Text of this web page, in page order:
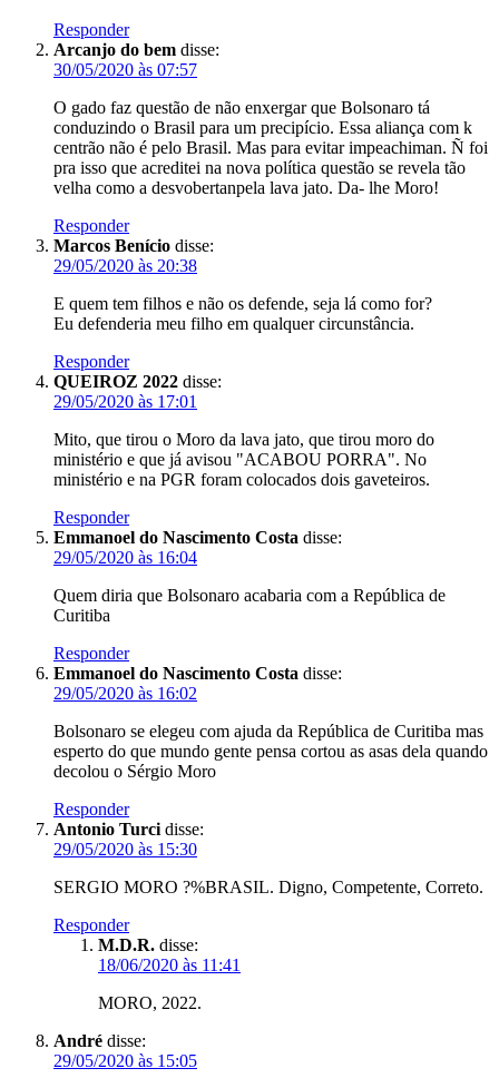
Responder
Arcanjo do bem disse:
30/05/2020 às 07:57
O gado faz questão de não enxergar que Bolsonaro tá
conduzindo o Brasil para um precipício. Essa aliança com k
centrão não é pelo Brasil. Mas para evitar impeachiman. Ñ foi
pra isso que acreditei na nova política questão se revela tão
velha como a desvobertanpela lava jato. Da- lhe Moro!
Responder
Marcos Benício disse:
29/05/2020 às 20:38
E quem tem filhos e não os defende, seja lá como for?
Eu defenderia meu filho em qualquer circunstância.
Responder
QUEIROZ 2022 disse:
29/05/2020 às 17:01
Mito, que tirou o Moro da lava jato, que tirou moro do
ministério e que já avisou "ACABOU PORRA". No
ministério e na PGR foram colocados dois gaveteiros.
Responder
Emmanoel do Nascimento Costa disse:
29/05/2020 às 16:04
Quem diria que Bolsonaro acabaria com a República de
Curitiba
Responder
Emmanoel do Nascimento Costa disse:
29/05/2020 às 16:02
Bolsonaro se elegeu com ajuda da República de Curitiba mas
esperto do que mundo gente pensa cortou as asas dela quando
decolou o Sérgio Moro
Responder
Antonio Turci disse:
29/05/2020 às 15:30
SERGIO MORO ?%BRASIL. Digno, Competente, Correto.
Responder
M.D.R. disse:
18/06/2020 às 11:41
MORO, 2022.
André disse:
29/05/2020 às 15:05